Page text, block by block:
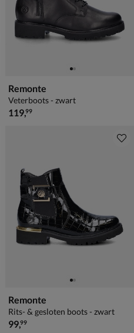
Remonte
Veterboots - zwart
€ 119,99
119,99
Remonte
Rits- & gesloten boots - zwart
€ 99,99
99,99